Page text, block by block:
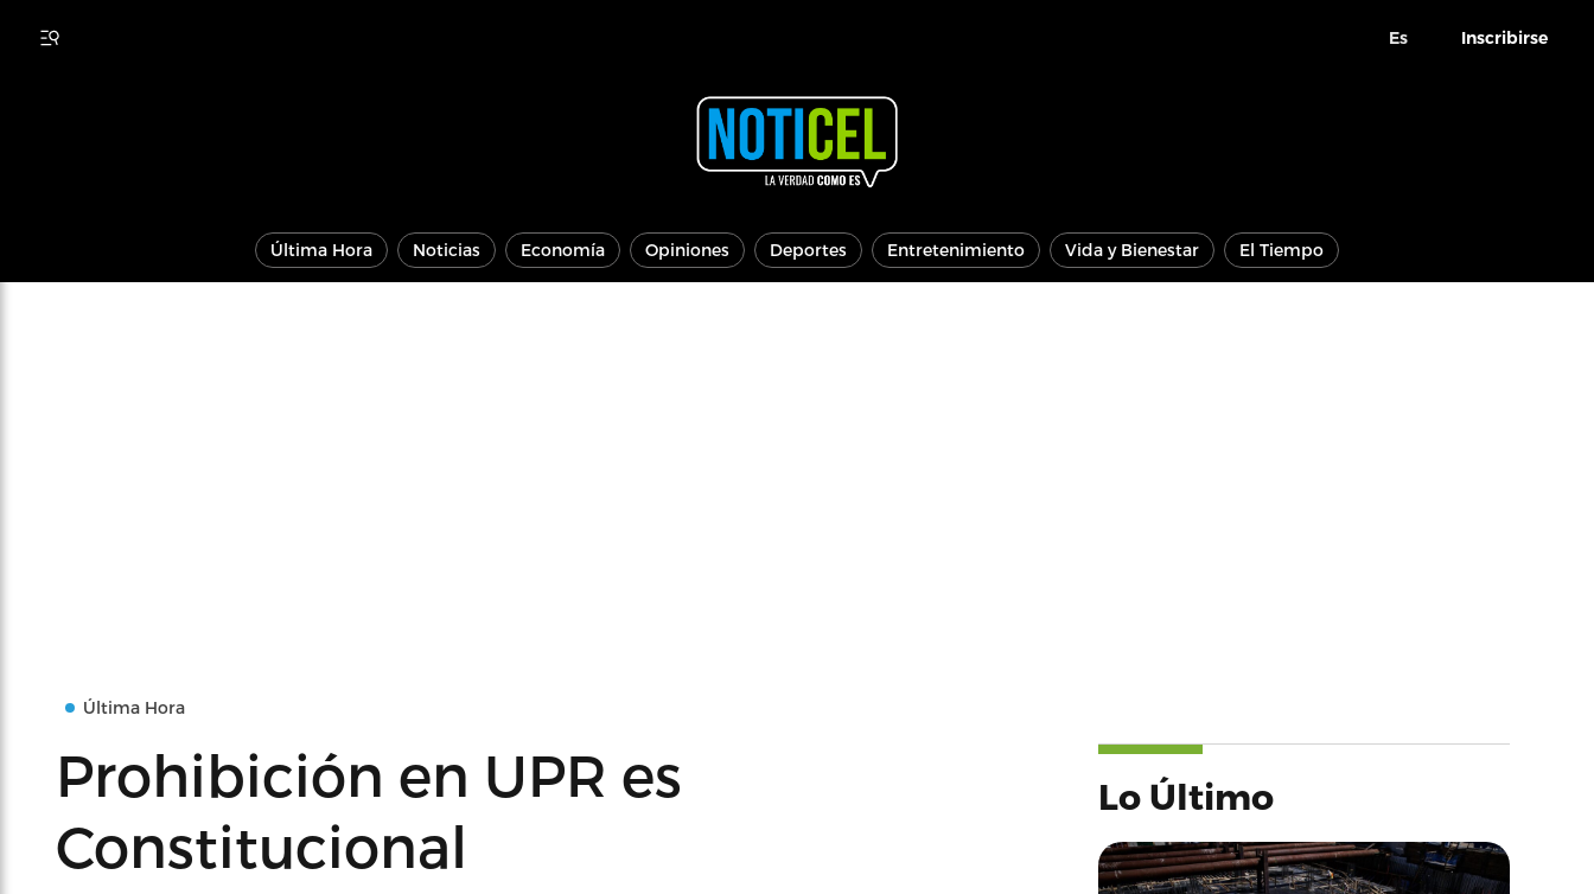
Es Inscribirse
Última Hora Noticias Economía Opiniones Deportes Entretenimiento Vida y Bienestar El Tiempo
Última Hora
Prohibición en UPR es
Constitucional
Lo Último